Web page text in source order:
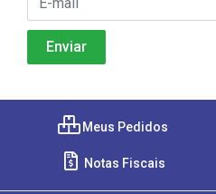
Meus Pedidos
Notas Fiscais